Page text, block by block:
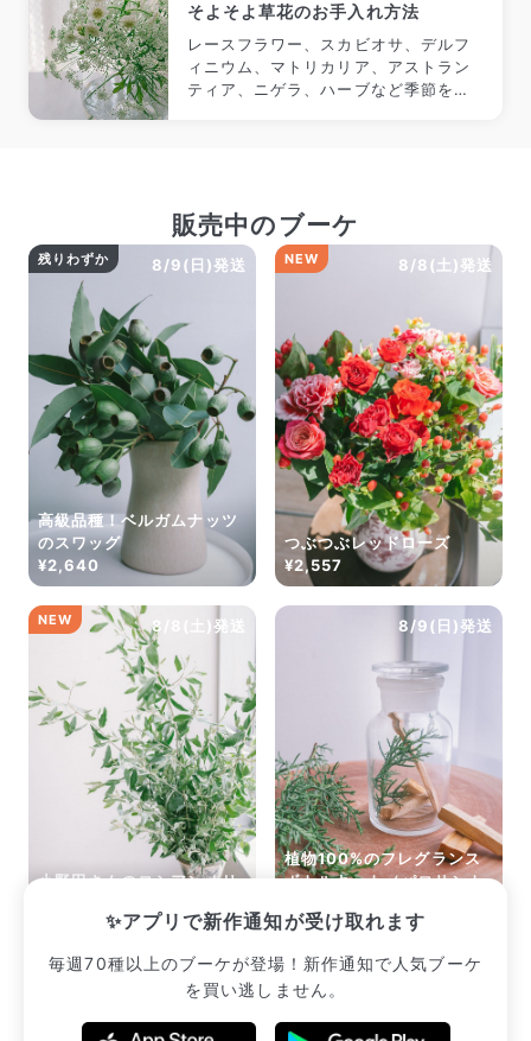
そよそよ草花のお手入れ方法
レースフラワー、スカビオサ、デルフ
ィニウム、マトリカリア、アストラン
ティア、ニゲラ、ハーブなど季節を彩
花たちの特徴なんです。 いくつかのポ
イントを抑えてなるべく長く楽しみま
しょう！
✨アプリで新作通知が受け取れます
毎週70種以上のブーケが登場！新作通知で人気ブーケ
を買い逃しません。
販売中のブーケ
8/9(日)発送
残りわずか
高級品種！ベルガムナッツ
のスワッグ
¥2,640
8/8(土)発送
NEW
つぶつぶレッドローズ
¥2,557
8/8(土)発送
NEW
小野田さんのロシアンオリ
8/9(日)発送
植物100%のフレグランス
ボトルキット（パロサント
¥2,640
販売中のブーケ一覧へ